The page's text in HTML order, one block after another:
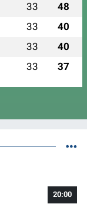
33 48
33 40
33 40
33 37
20:00